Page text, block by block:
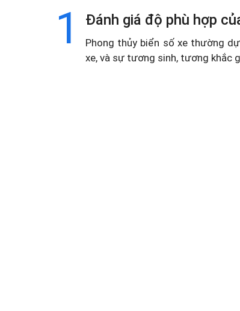
1 Đánh giá độ phù hợp
Phong thủy biển số xe thường
xe, và sự tương sinh, tương khắc